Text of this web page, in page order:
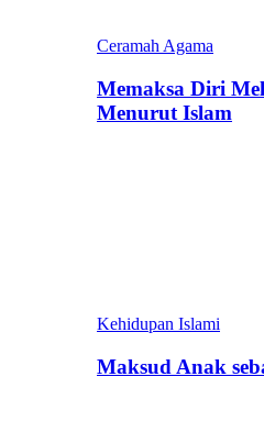
Ceramah Agama
Memaksa Diri
Menurut Islam
Kehidupan Islami
Maksud Anak